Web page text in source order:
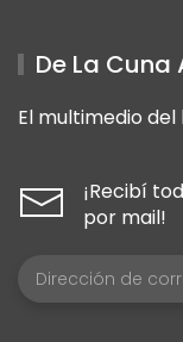
De La Cuna
El multimedio
¡Recibí
por mail!